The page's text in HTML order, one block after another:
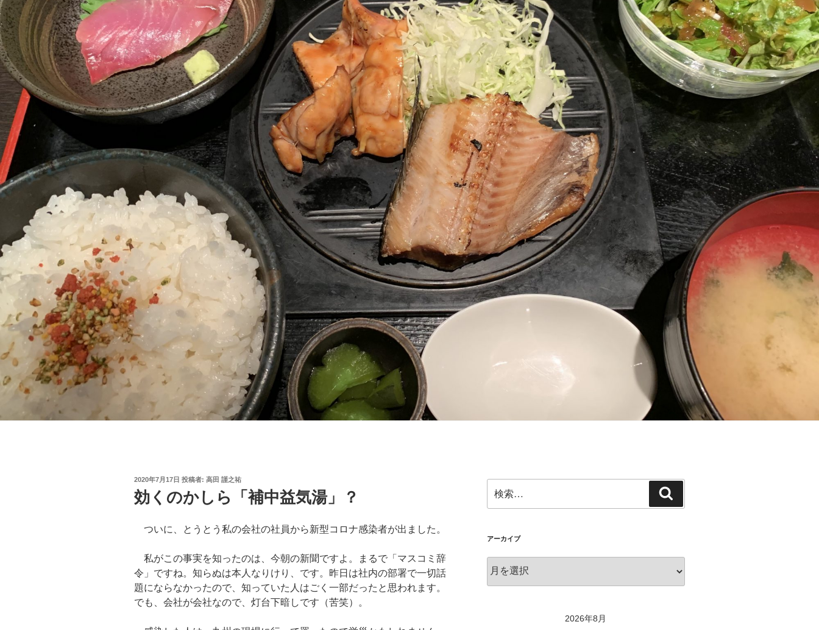
投
稿
日:
2020年7月17日 投稿者: 高田 謹之祐
効くのかしら「補中益気湯」？
ついに、とうとう私の会社の社員から新型コロナ感染者が出ました。
私がこの事実を知ったのは、今朝の新聞ですよ。まるで「マスコミ辞
令」ですね。知らぬは本人なりけり、です。昨日は社内の部署で一切話
題にならなかったので、知っていた人はごく一部だったと思われます。
でも、会社が会社なので、灯台下暗しです（苦笑）。
索:
索
アーカイブ
ー
2026年8月